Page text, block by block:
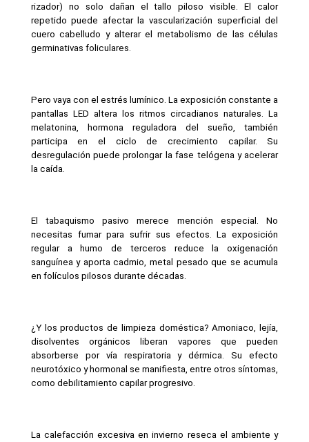
rizador) no solo dañan el tallo piloso visible. El calor
repetido puede afectar la vascularización superficial del
cuero cabelludo y alterar el metabolismo de las células
germinativas foliculares.
Pero vaya con el estrés lumínico. La exposición constante a
pantallas LED altera los ritmos circadianos naturales. La
melatonina, hormona reguladora del sueño, también
participa en el ciclo de crecimiento capilar. Su
desregulación puede prolongar la fase telógena y acelerar
la caída.
El tabaquismo pasivo merece mención especial. No
necesitas fumar para sufrir sus efectos. La exposición
regular a humo de terceros reduce la oxigenación
sanguínea y aporta cadmio, metal pesado que se acumula
en folículos pilosos durante décadas.
¿Y los productos de limpieza doméstica? Amoniaco, lejía,
disolventes orgánicos liberan vapores que pueden
absorberse por vía respiratoria y dérmica. Su efecto
neurotóxico y hormonal se manifiesta, entre otros síntomas,
como debilitamiento capilar progresivo.
La calefacción excesiva en invierno reseca el ambiente y